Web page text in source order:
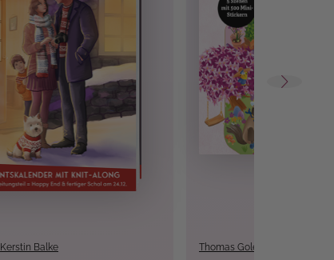
Kerstin Balke Thomas Goletz